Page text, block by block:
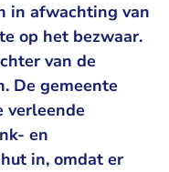
in afwachting van
op het bezwaar.
van de
De gemeente
verleende
en
in, omdat er